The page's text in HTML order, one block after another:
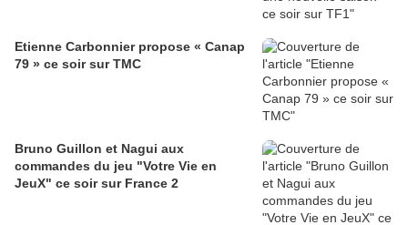
Etienne Carbonnier propose « Canap
79 » ce soir sur TMC
Bruno Guillon et Nagui aux
commandes du jeu "Votre Vie en
JeuX" ce soir sur France 2